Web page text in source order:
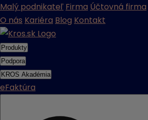
Malý podnikateľ Firma Účtovná firma
O nás Kariéra Blog Kontakt
Produkty
Podpora
KROS Akadémia
eFaktúra